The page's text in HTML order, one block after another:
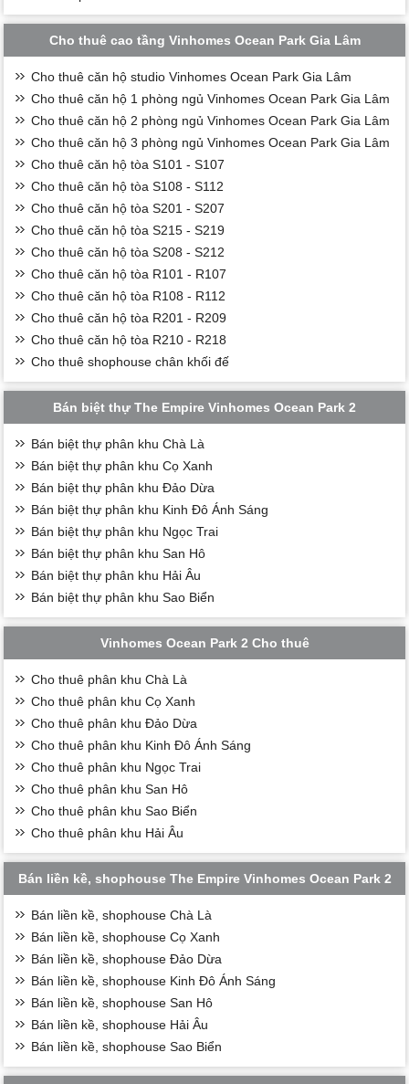
Cho thuê cao tầng Vinhomes Ocean Park Gia Lâm
Cho thuê căn hộ studio Vinhomes Ocean Park Gia Lâm
Cho thuê căn hộ 1 phòng ngủ Vinhomes Ocean Park Gia Lâm
Cho thuê căn hộ 2 phòng ngủ Vinhomes Ocean Park Gia Lâm
Cho thuê căn hộ 3 phòng ngủ Vinhomes Ocean Park Gia Lâm
Cho thuê căn hộ tòa S101 - S107
Cho thuê căn hộ tòa S108 - S112
Cho thuê căn hộ tòa S201 - S207
Cho thuê căn hộ tòa S215 - S219
Cho thuê căn hộ tòa S208 - S212
Cho thuê căn hộ tòa R101 - R107
Cho thuê căn hộ tòa R108 - R112
Cho thuê căn hộ tòa R201 - R209
Cho thuê căn hộ tòa R210 - R218
Cho thuê shophouse chân khối đế
Bán biệt thự The Empire Vinhomes Ocean Park 2
Bán biệt thự phân khu Chà Là
Bán biệt thự phân khu Cọ Xanh
Bán biệt thự phân khu Đảo Dừa
Bán biệt thự phân khu Kinh Đô Ánh Sáng
Bán biệt thự phân khu Ngọc Trai
Bán biệt thự phân khu San Hô
Bán biệt thự phân khu Hải Âu
Bán biệt thự phân khu Sao Biển
Vinhomes Ocean Park 2 Cho thuê
Cho thuê phân khu Chà Là
Cho thuê phân khu Cọ Xanh
Cho thuê phân khu Đảo Dừa
Cho thuê phân khu Kinh Đô Ánh Sáng
Cho thuê phân khu Ngọc Trai
Cho thuê phân khu San Hô
Cho thuê phân khu Sao Biển
Cho thuê phân khu Hải Âu
Bán liền kề, shophouse The Empire Vinhomes Ocean Park 2
Bán liền kề, shophouse Chà Là
Bán liền kề, shophouse Cọ Xanh
Bán liền kề, shophouse Đảo Dừa
Bán liền kề, shophouse Kinh Đô Ánh Sáng
Bán liền kề, shophouse San Hô
Bán liền kề, shophouse Hải Âu
Bán liền kề, shophouse Sao Biển